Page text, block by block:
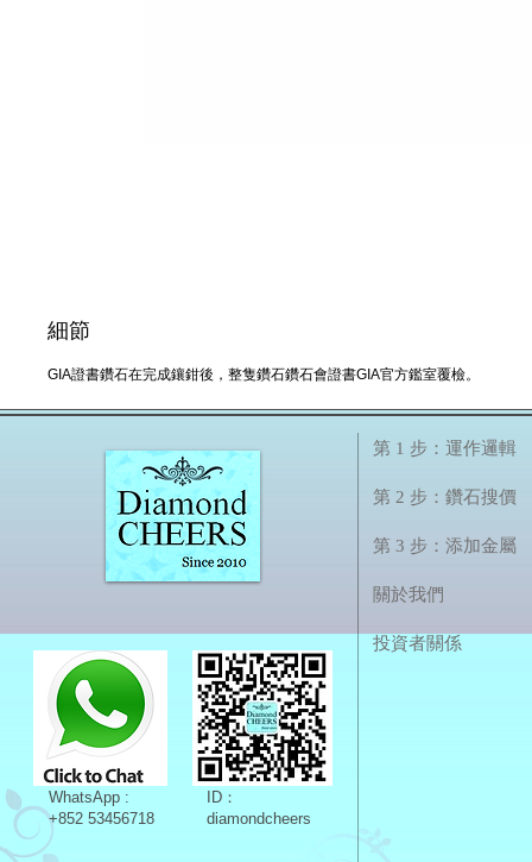
細節
GIA證書鑽石在完成鑲鉗後，整隻鑽石鑽石會證書GIA官方鑑室覆檢。
WhatsApp :
+852 53456718
ID：
diamondcheers
第 1 步：運作邏輯
第 2 步：鑽石搜價
第 3 步：添加金屬
關於我們
投資者關係